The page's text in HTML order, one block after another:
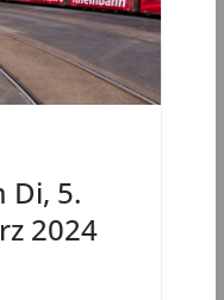
Di, 5.
2024